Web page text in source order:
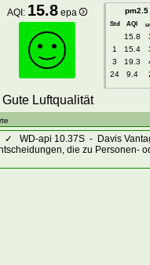
AQI: 15.8 epa pm2.5
Std AQI
15.8
1
15.4
3
19.3
24
9.4
Gute Luftqualität
✓
WD-api 10.37S - Davis
die zu Personen-